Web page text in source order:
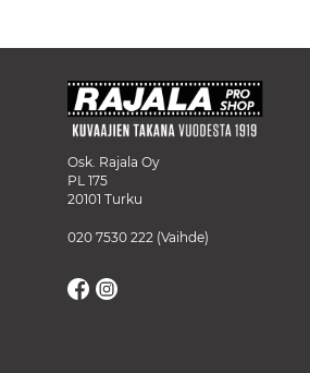
Osk. Rajala Oy
PL 175
20101 Turku
020 7530 222 (Vaihde)